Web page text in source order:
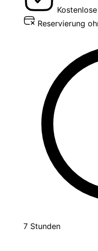
Reservierung
7 Stunden